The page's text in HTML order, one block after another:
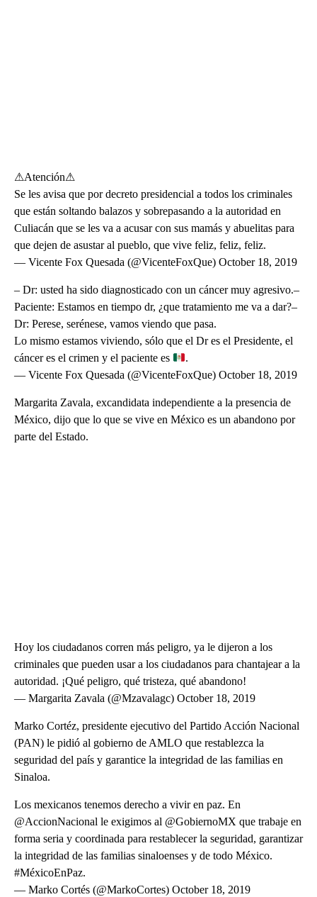
⚠Atención⚠
Se les avisa que por decreto presidencial a todos los criminales
que están soltando balazos y sobrepasando a la autoridad en
Culiacán que se les va a acusar con sus mamás y abuelitas para
que dejen de asustar al pueblo, que vive feliz, feliz, feliz.
— Vicente Fox Quesada (@VicenteFoxQue) October 18, 2019
– Dr: usted ha sido diagnosticado con un cáncer muy agresivo.–
Paciente: Estamos en tiempo dr, ¿que tratamiento me va a dar?–
Dr: Perese, serénese, vamos viendo que pasa.
Lo mismo estamos viviendo, sólo que el Dr es el Presidente, el
cáncer es el crimen y el paciente es
.
— Vicente Fox Quesada (@VicenteFoxQue) October 18, 2019
Margarita Zavala, excandidata independiente a la presencia de
México, dijo que lo que se vive en México es un abandono por
parte del Estado.
Hoy los ciudadanos corren más peligro, ya le dijeron a los
criminales que pueden usar a los ciudadanos para chantajear a la
autoridad. ¡Qué peligro, qué tristeza, qué abandono!
— Margarita Zavala (@Mzavalagc) October 18, 2019
Marko Cortéz, presidente ejecutivo del Partido Acción Nacional
(PAN) le pidió al gobierno de AMLO que restablezca la
seguridad del país y garantice la integridad de las familias en
Sinaloa.
Los mexicanos tenemos derecho a vivir en paz. En
@AccionNacional le exigimos al @GobiernoMX que trabaje en
forma seria y coordinada para restablecer la seguridad, garantizar
la integridad de las familias sinaloenses y de todo México.
#MéxicoEnPaz.
— Marko Cortés (@MarkoCortes) October 18, 2019